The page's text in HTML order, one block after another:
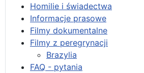
Homilie i świadectwa
Informacje prasowe
Filmy dokumentalne
Filmy z peregrynacji
Brazylia
FAQ - pytania